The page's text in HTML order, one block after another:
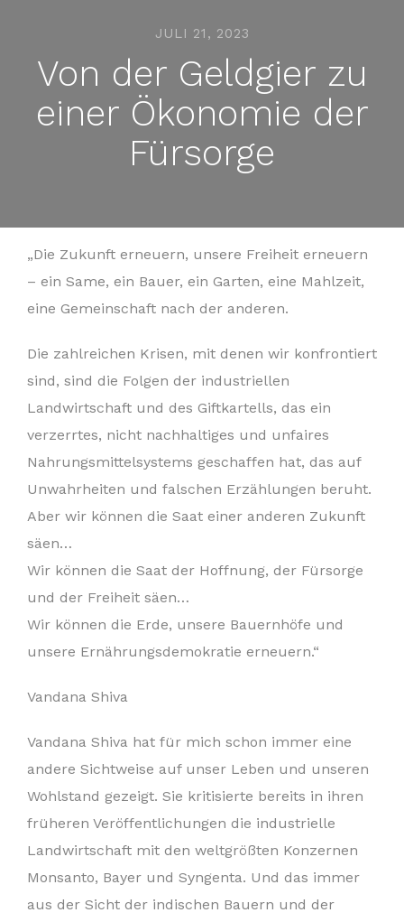
JULI 21, 2023
Von der Geldgier zu
einer Ökonomie der
Fürsorge
„Die Zukunft erneuern, unsere Freiheit erneuern
– ein Same, ein Bauer, ein Garten, eine Mahlzeit,
eine Gemeinschaft nach der anderen.
Die zahlreichen Krisen, mit denen wir konfrontiert
sind, sind die Folgen der industriellen
Landwirtschaft und des Giftkartells, das ein
verzerrtes, nicht nachhaltiges und unfaires
Nahrungsmittelsystems geschaffen hat, das auf
Unwahrheiten und falschen Erzählungen beruht.
Aber wir können die Saat einer anderen Zukunft
säen…
Wir können die Saat der Hoffnung, der Fürsorge
und der Freiheit säen…
Wir können die Erde, unsere Bauernhöfe und
unsere Ernährungsdemokratie erneuern.“
Vandana Shiva
Vandana Shiva hat für mich schon immer eine
andere Sichtweise auf unser Leben und unseren
Wohlstand gezeigt. Sie kritisierte bereits in ihren
früheren Veröffentlichungen die industrielle
Landwirtschaft mit den weltgrößten Konzernen
Monsanto, Bayer und Syngenta. Und das immer
aus der Sicht der indischen Bauern und der